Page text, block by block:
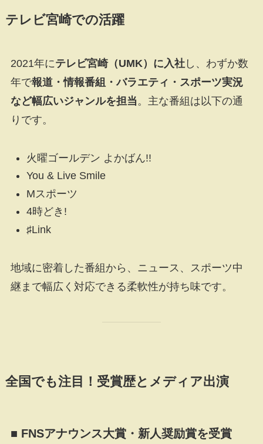
テレビ宮崎での活躍
2021年にテレビ宮崎（UMK）に入社し、わずか数
年で報道・情報番組・バラエティ・スポーツ実況
など幅広いジャンルを担当。主な番組は以下の通
りです。
火曜ゴールデン よかばん!!
You & Live Smile
Mスポーツ
4時どき!
♯Link
地域に密着した番組から、ニュース、スポーツ中
継まで幅広く対応できる柔軟性が持ち味です。
全国でも注目！受賞歴とメディア出演
■ FNSアナウンス大賞・新人奨励賞を受賞